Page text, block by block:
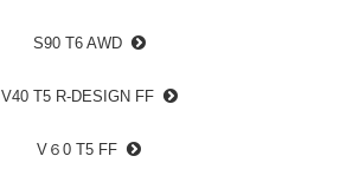
S90 T6 AWD
V40 T5 R-DESIGN FF
V６0 T5 FF